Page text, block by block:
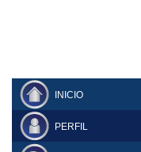
INICIO
PERFIL